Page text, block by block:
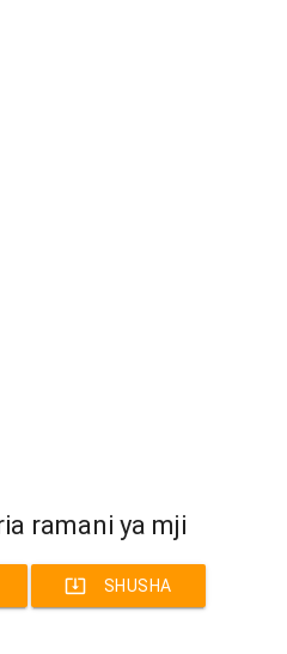
ramani ya mji
system_update_alt SHUSHA